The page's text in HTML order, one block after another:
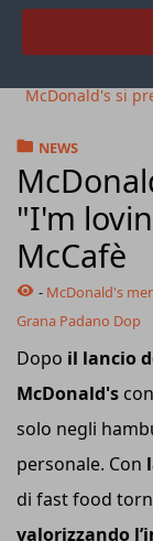
McDonald's si
NEWS
"I'm
McCafè
- McDonald's
Grana Padano Dop
Dopo il lancio
McDonald's
solo negli
personale. Con
di fast food
valorizzando